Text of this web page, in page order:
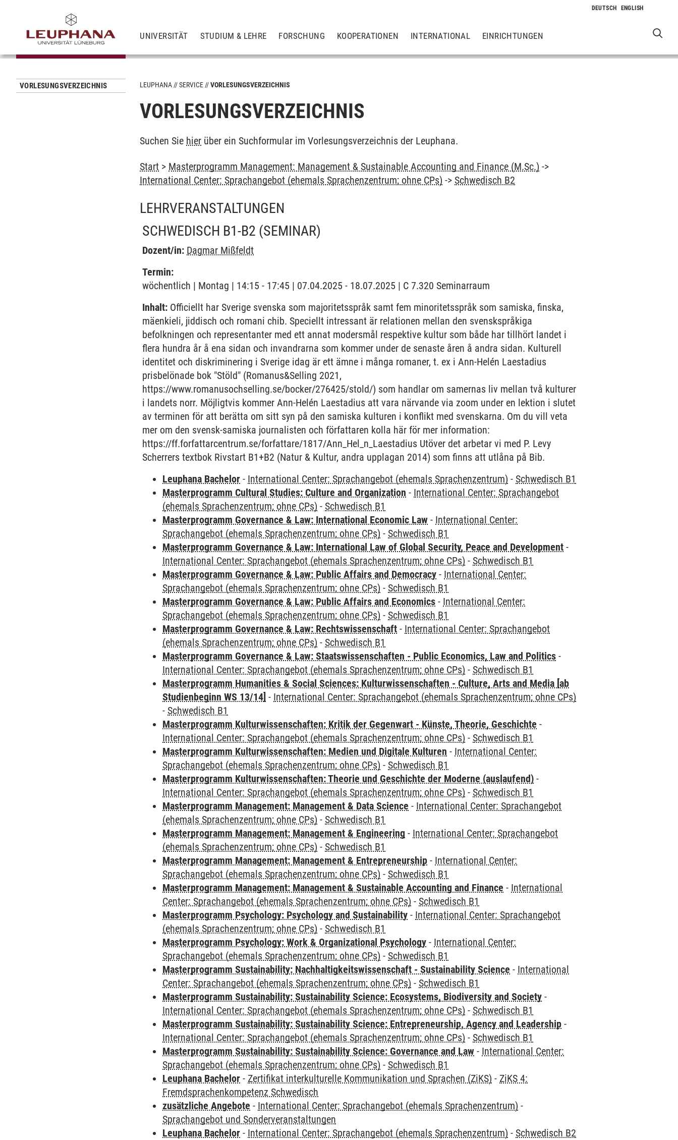
UNIVERSITÄT STUDIUM & LEHRE FORSCHUNG KOOPERATIONEN INTERNATIONAL EINRICHTUNGEN
VORLESUNGSVERZEICHNIS LEUPHANA SERVICE VORLESUNGSVERZEICHNIS
VORLESUNGSVERZEICHNIS
Suchen Sie hier über ein Suchformular im Vorlesungsverzeichnis der Leuphana.
Start > Masterprogramm Management: Management & Sustainable Accounting and Finance (M.Sc.) ->
International Center: Sprachangebot (ehemals Sprachenzentrum; ohne CPs) -> Schwedisch B2
LEHRVERANSTALTUNGEN
SCHWEDISCH B1-B2 (SEMINAR)
Dozent/in: Dagmar Mißfeldt
Termin:
wöchentlich | Montag | 14:15 - 17:45 | 07.04.2025 - 18.07.2025 | C 7.320 Seminarraum
Inhalt: Officiellt har Sverige svenska som majoritetsspråk samt fem minoritetsspråk som samiska, finska,
mäenkieli, jiddisch och romani chib. Speciellt intressant är relationen mellan den svenskspråkiga
befolkningen och representanter med ett annat modersmål respektive kultur som både har tillhört landet i
flera hundra år å ena sidan och invandrarna som kommer under de senaste åren å andra sidan. Kulturell
identitet och diskriminering i Sverige idag är ett ämne i många romaner, t. ex i Ann-Helén Laestadius
prisbelönade bok "Stöld" (Romanus&Selling 2021,
https://www.romanusochselling.se/bocker/276425/stold/) som handlar om samernas liv mellan två kulturer
i landets norr. Möjligtvis kommer Ann-Helén Laestadius att vara närvande via zoom under en lektion i slutet
av terminen för att berätta om sitt syn på den samiska kulturen i konflikt med svenskarna. Om du vill veta
mer om den svensk-samiska journalisten och författaren kolla här för mer information:
https://ff.forfattarcentrum.se/forfattare/1817/Ann_Hel_n_Laestadius Utöver det arbetar vi med P. Levy
Scherrers textbok Rivstart B1+B2 (Natur & Kultur, andra upplagan 2014) som finns att utlåna på Bib.
Leuphana Bachelor - International Center: Sprachangebot (ehemals Sprachenzentrum) - Schwedisch B1
Masterprogramm Cultural Studies: Culture and Organization - International Center: Sprachangebot
(ehemals Sprachenzentrum; ohne CPs) - Schwedisch B1
Masterprogramm Governance & Law: International Economic Law - International Center:
Sprachangebot (ehemals Sprachenzentrum; ohne CPs) - Schwedisch B1
Masterprogramm Governance & Law: International Law of Global Security, Peace and Development -
International Center: Sprachangebot (ehemals Sprachenzentrum; ohne CPs) - Schwedisch B1
Masterprogramm Governance & Law: Public Affairs and Democracy - International Center:
Sprachangebot (ehemals Sprachenzentrum; ohne CPs) - Schwedisch B1
Masterprogramm Governance & Law: Public Affairs and Economics - International Center:
Sprachangebot (ehemals Sprachenzentrum; ohne CPs) - Schwedisch B1
Masterprogramm Governance & Law: Rechtswissenschaft - International Center: Sprachangebot
(ehemals Sprachenzentrum; ohne CPs) - Schwedisch B1
Masterprogramm Governance & Law: Staatswissenschaften - Public Economics, Law and Politics -
International Center: Sprachangebot (ehemals Sprachenzentrum; ohne CPs) - Schwedisch B1
Masterprogramm Humanities & Social Sciences: Kulturwissenschaften - Culture, Arts and Media [ab
Studienbeginn WS 13/14] - International Center: Sprachangebot (ehemals Sprachenzentrum; ohne CPs)
- Schwedisch B1
Masterprogramm Kulturwissenschaften: Kritik der Gegenwart - Künste, Theorie, Geschichte -
International Center: Sprachangebot (ehemals Sprachenzentrum; ohne CPs) - Schwedisch B1
Masterprogramm Kulturwissenschaften: Medien und Digitale Kulturen - International Center:
Sprachangebot (ehemals Sprachenzentrum; ohne CPs) - Schwedisch B1
Masterprogramm Kulturwissenschaften: Theorie und Geschichte der Moderne (auslaufend) -
International Center: Sprachangebot (ehemals Sprachenzentrum; ohne CPs) - Schwedisch B1
Masterprogramm Management: Management & Data Science - International Center: Sprachangebot
(ehemals Sprachenzentrum; ohne CPs) - Schwedisch B1
Masterprogramm Management: Management & Engineering - International Center: Sprachangebot
(ehemals Sprachenzentrum; ohne CPs) - Schwedisch B1
Masterprogramm Management: Management & Entrepreneurship - International Center:
Sprachangebot (ehemals Sprachenzentrum; ohne CPs) - Schwedisch B1
Masterprogramm Management: Management & Sustainable Accounting and Finance - International
Center: Sprachangebot (ehemals Sprachenzentrum; ohne CPs) - Schwedisch B1
Masterprogramm Psychology: Psychology and Sustainability - International Center: Sprachangebot
(ehemals Sprachenzentrum; ohne CPs) - Schwedisch B1
Masterprogramm Psychology: Work & Organizational Psychology - International Center:
Sprachangebot (ehemals Sprachenzentrum; ohne CPs) - Schwedisch B1
Masterprogramm Sustainability: Nachhaltigkeitswissenschaft - Sustainability Science - International
Center: Sprachangebot (ehemals Sprachenzentrum; ohne CPs) - Schwedisch B1
Masterprogramm Sustainability: Sustainability Science: Ecosystems, Biodiversity and Society -
International Center: Sprachangebot (ehemals Sprachenzentrum; ohne CPs) - Schwedisch B1
Masterprogramm Sustainability: Sustainability Science: Entrepreneurship, Agency and Leadership -
International Center: Sprachangebot (ehemals Sprachenzentrum; ohne CPs) - Schwedisch B1
Masterprogramm Sustainability: Sustainability Science: Governance and Law - International Center:
Sprachangebot (ehemals Sprachenzentrum; ohne CPs) - Schwedisch B1
Leuphana Bachelor - Zertifikat interkulturelle Kommunikation und Sprachen (ZiKS) - ZiKS 4:
Fremdsprachenkompetenz Schwedisch
zusätzliche Angebote - International Center: Sprachangebot (ehemals Sprachenzentrum) -
Sprachangebot und Sonderveranstaltungen
Leuphana Bachelor - International Center: Sprachangebot (ehemals Sprachenzentrum) - Schwedisch B2